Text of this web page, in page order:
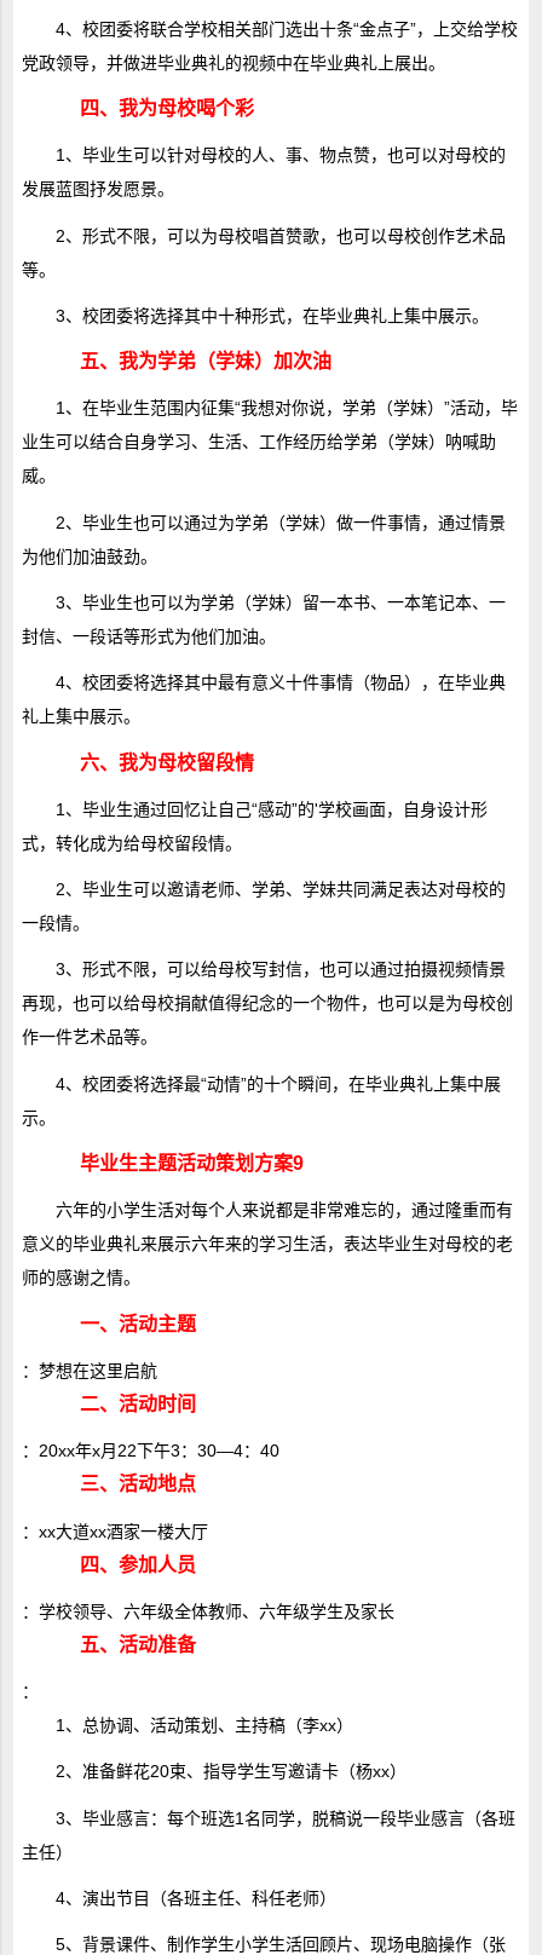
4、校团委将联合学校相关部门选出十条“金点子”，上交给学校
党政领导，并做进毕业典礼的视频中在毕业典礼上展出。
四、我为母校喝个彩
1、毕业生可以针对母校的人、事、物点赞，也可以对母校的
发展蓝图抒发愿景。
2、形式不限，可以为母校唱首赞歌，也可以母校创作艺术品
等。
3、校团委将选择其中十种形式，在毕业典礼上集中展示。
五、我为学弟（学妹）加次油
1、在毕业生范围内征集“我想对你说，学弟（学妹）”活动，毕
业生可以结合自身学习、生活、工作经历给学弟（学妹）呐喊助
威。
2、毕业生也可以通过为学弟（学妹）做一件事情，通过情景
为他们加油鼓劲。
3、毕业生也可以为学弟（学妹）留一本书、一本笔记本、一
封信、一段话等形式为他们加油。
4、校团委将选择其中最有意义十件事情（物品），在毕业典
礼上集中展示。
六、我为母校留段情
1、毕业生通过回忆让自己“感动”的'学校画面，自身设计形
式，转化成为给母校留段情。
2、毕业生可以邀请老师、学弟、学妹共同满足表达对母校的
一段情。
3、形式不限，可以给母校写封信，也可以通过拍摄视频情景
再现，也可以给母校捐献值得纪念的一个物件，也可以是为母校创
作一件艺术品等。
4、校团委将选择最“动情”的十个瞬间，在毕业典礼上集中展
示。
毕业生主题活动策划方案9
六年的小学生活对每个人来说都是非常难忘的，通过隆重而有
意义的毕业典礼来展示六年来的学习生活，表达毕业生对母校的老
师的感谢之情。
一、活动主题
：梦想在这里启航
二、活动时间
：20xx年x月22下午3：30―4：40
三、活动地点
：xx大道xx酒家一楼大厅
四、参加人员
：学校领导、六年级全体教师、六年级学生及家长
五、活动准备
：
1、总协调、活动策划、主持稿（李xx）
2、准备鲜花20束、指导学生写邀请卡（杨xx）
3、毕业感言：每个班选1名同学，脱稿说一段毕业感言（各班
主任）
4、演出节目（各班主任、科任老师）
5、背景课件、制作学生小学生活回顾片、现场电脑操作（张